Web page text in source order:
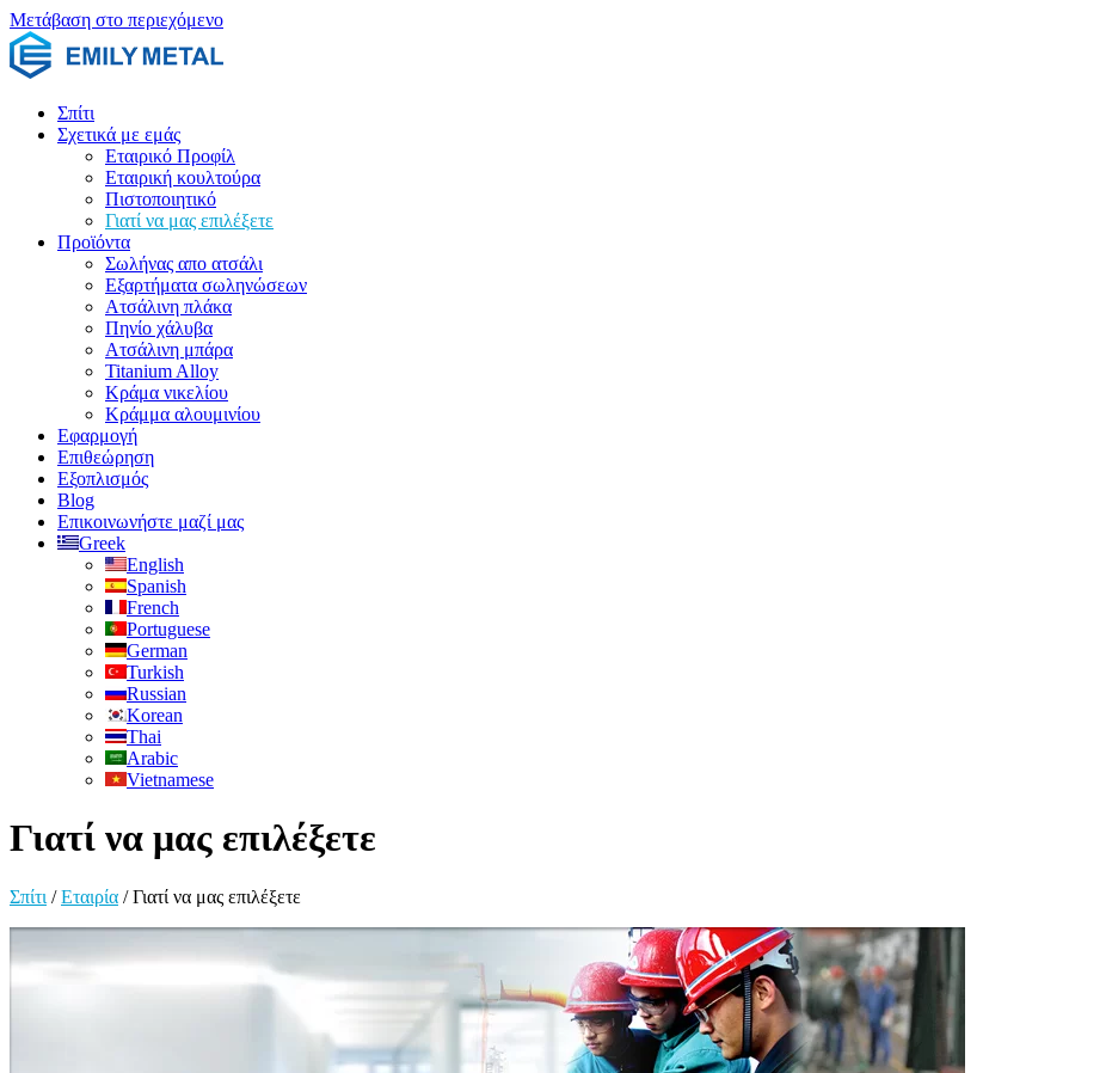
Μετάβαση στο περιεχόμενο
Σπίτι
Σχετικά με εμάς
Εταιρικό Προφίλ
Εταιρική κουλτούρα
Πιστοποιητικό
Γιατί να μας επιλέξετε
Προϊόντα
Σωλήνας απο ατσάλι
Εξαρτήματα σωληνώσεων
Ατσάλινη πλάκα
Πηνίο χάλυβα
Ατσάλινη μπάρα
Titanium Alloy
Κράμα νικελίου
Κράμμα αλουμινίου
Εφαρμογή
Επιθεώρηση
Εξοπλισμός
Blog
Επικοινωνήστε μαζί μας
Greek
English
Spanish
French
Portuguese
German
Turkish
Russian
Korean
Thai
Arabic
Vietnamese
Γιατί να μας επιλέξετε
Σπίτι /Εταιρία /Γιατί να μας επιλέξετε